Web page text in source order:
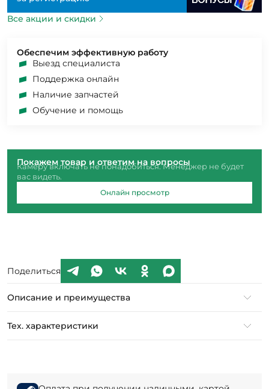
Все акции и скидки
Обеспечим эффективную работу
Выезд специалиста
Поддержка онлайн
Наличие запчастей
Обучение и помощь
Покажем товар и ответим на вопросы
Камеру включать не понадобиться. Менеджер не будет
вас видеть.
Онлайн просмотр
Поделиться
Описание и преимущества
Тех. характеристики